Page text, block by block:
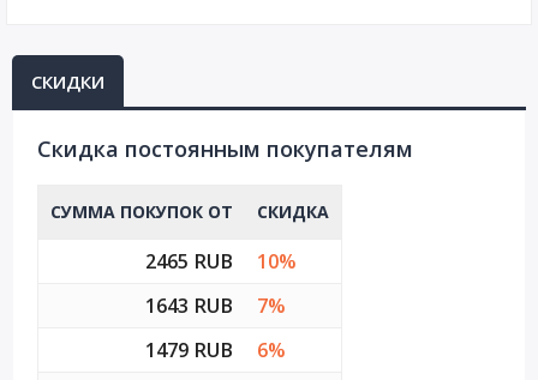
СКИДКИ
Cкидка постоянным покупателям
СУММА ПОКУПОК ОТ СКИДКА
2465 RUB
10%
1643 RUB
7%
1479 RUB
6%